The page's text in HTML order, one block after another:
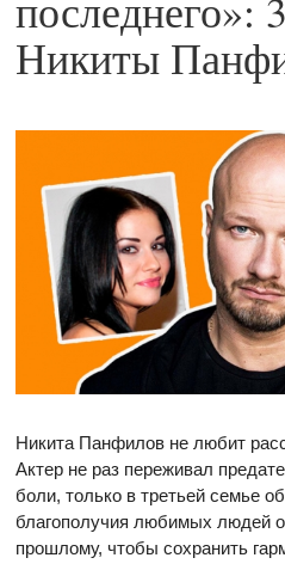
Никиты
Никита Панфилов не любит
Актер не раз переживал
боли, только в третьей семье
благополучия любимых людей
прошлому, чтобы сохранить